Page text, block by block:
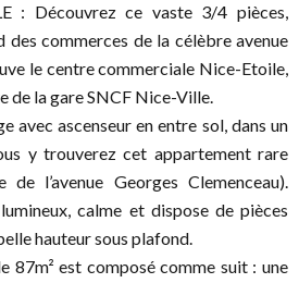
: Découvrez ce vaste 3/4 pièces,
des commerces de la célèbre avenue
le centre commerciale Nice-Etoile,
de la gare SNCF Nice-Ville.
avec ascenseur en entre sol, dans un
y trouverez cet appartement rare
l’avenue Georges Clemenceau).
calme et dispose de pièces
hauteur sous plafond.
87m² est composé comme suit : une